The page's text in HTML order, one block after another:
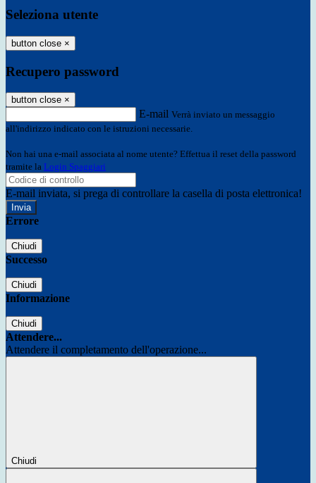
Seleziona utente
button close ×
Recupero password
button close ×
E-mail Verrà inviato un messaggio
all'indirizzo indicato con le istruzioni necessarie.
Non hai una e-mail associata al nome utente? Effettua il reset della password
tramite la Login Spaggiari
E-mail inviata, si prega di controllare la casella di posta elettronica!
Errore
Chiudi
Successo
Chiudi
Informazione
Chiudi
Attendere...
Attendere il completamento dell'operazione...
Chiudi